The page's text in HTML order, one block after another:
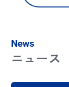
News
ニュース